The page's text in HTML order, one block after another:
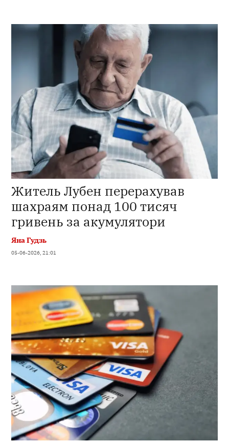
Житель Лубен перерахував
шахраям понад 100 тисяч
гривень за акумулятори
Яна Гудзь
05-06-2026, 21:01